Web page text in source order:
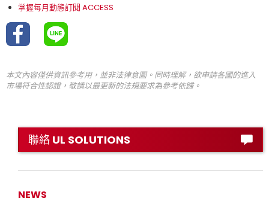
掌握每月動態訂閱 ACCESS
本文內容僅供資訊參考用，並非法律意圖。同時理解，欲申請各國的進入
市場符合性認證，敬請以最更新的法規要求為參考依歸。
聯絡 UL SOLUTIONS
NEWS